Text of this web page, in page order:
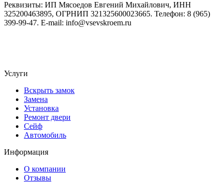
Реквизиты: ИП Мясоедов Евгений Михайлович, ИНН
325200463895, ОГРНИП 321325600023665. Телефон: 8 (965)
399-99-47. E-mail: info@vsevskroem.ru
Услуги
Вскрыть замок
Замена
Установка
Ремонт двери
Сейф
Автомобиль
Информация
О компании
Отзывы